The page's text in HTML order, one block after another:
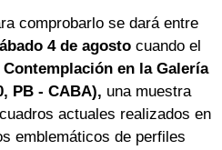
comprobarlo se dará entre
4 de agosto cuando el
Contemplación en la Galería
PB - CABA), una muestra
actuales realizados en
emblemáticos de perfiles